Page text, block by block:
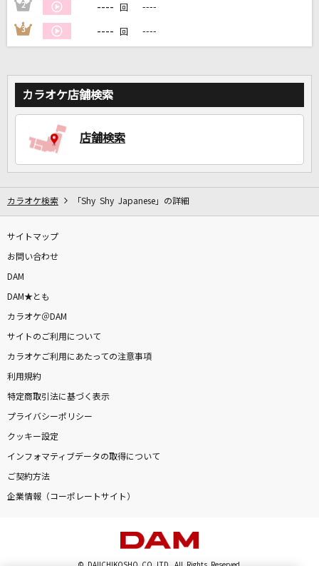
2 ---- 回 ----
3 ---- 回 ----
カラオケ店舗検索
店舗検索
カラオケ検索 「Shy Shy Japanese」の詳細
サイトマップ
お問い合わせ
DAM
DAM★とも
カラオケ＠DAM
サイトのご利用について
カラオケご利用にあたっての注意事項
利用規約
特定商取引法に基づく表示
プライバシーポリシー
クッキー設定
インフォマティブデータの取得について
ご契約方法
企業情報（コーポレートサイト）
© DAIICHIKOSHO CO.,LTD. All Rights Reserved.